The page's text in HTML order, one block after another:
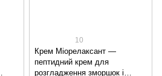
10
Крем Міорелаксант —
пептидний крем для
розгладження зморшок і